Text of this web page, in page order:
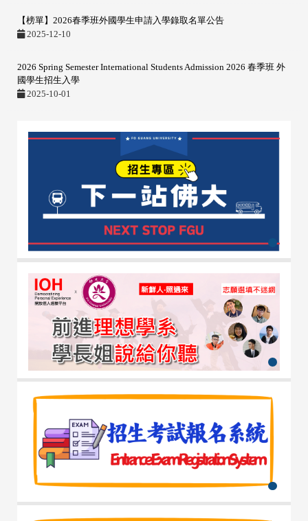
【榜單】2026春季班外國學生申請入學錄取名單公告
2025-12-10
2026 Spring Semester International Students Admission 2026 春季班 外
國學生招生入學
2025-10-01